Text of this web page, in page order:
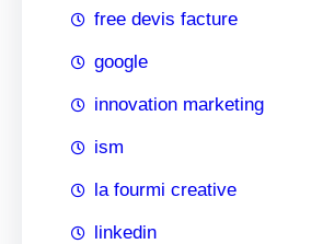
free devis facture
google
innovation marketing
ism
la fourmi creative
linkedin